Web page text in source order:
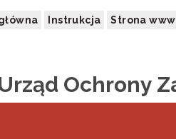
Instrukcja Strona www
Ochrony